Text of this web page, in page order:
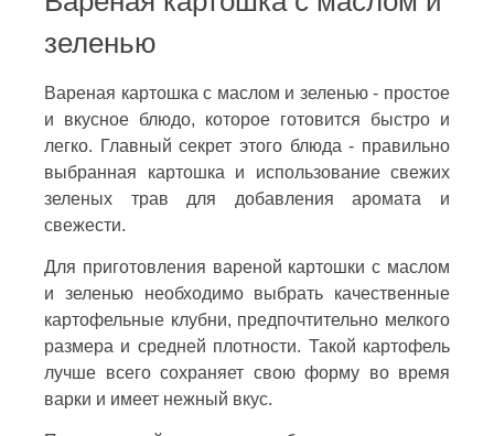
зеленью
Вареная картошка с маслом и зеленью - простое
и вкусное блюдо, которое готовится быстро и
легко. Главный секрет этого блюда - правильно
выбранная картошка и использование свежих
зеленых трав для добавления аромата и
свежести.
Для приготовления вареной картошки с маслом
и зеленью необходимо выбрать качественные
картофельные клубни, предпочтительно мелкого
размера и средней плотности. Такой картофель
лучше всего сохраняет свою форму во время
варки и имеет нежный вкус.